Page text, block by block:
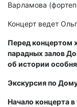
Варламова
Концерт ведет
Перед концертом
парадных залов
об истории
Экскурсия по
Начало концерта в